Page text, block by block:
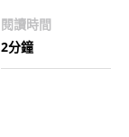
閱讀時間
2分鐘